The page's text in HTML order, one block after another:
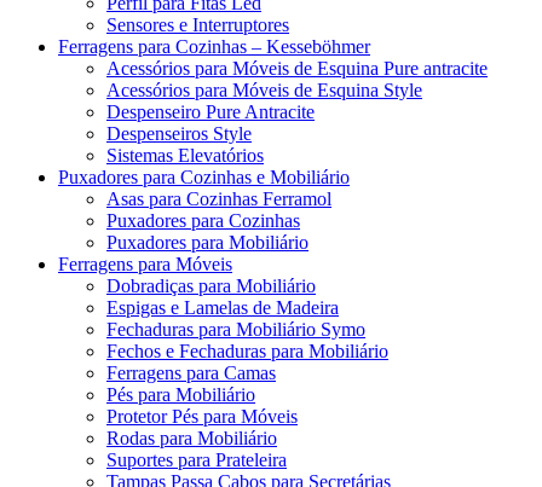
Sensores e Interruptores
Ferragens para Cozinhas – Kesseböhmer
Acessórios para Móveis de Esquina Pure antracite
Acessórios para Móveis de Esquina Style
Despenseiro Pure Antracite
Despenseiros Style
Sistemas Elevatórios
Puxadores para Cozinhas e Mobiliário
Asas para Cozinhas Ferramol
Puxadores para Cozinhas
Puxadores para Mobiliário
Ferragens para Móveis
Dobradiças para Mobiliário
Espigas e Lamelas de Madeira
Fechaduras para Mobiliário Symo
Fechos e Fechaduras para Mobiliário
Ferragens para Camas
Pés para Mobiliário
Protetor Pés para Móveis
Rodas para Mobiliário
Suportes para Prateleira
Tampas Passa Cabos para Secretárias